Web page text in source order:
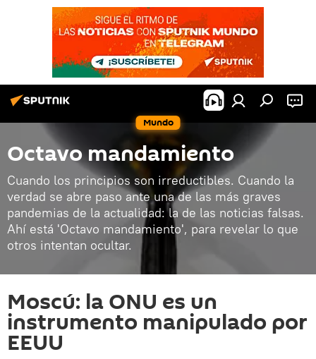
Mundo
Octavo mandamiento
Cuando los principios son irreductibles. Cuando la
verdad se abre paso ante una de las más graves
pandemias de la actualidad: la de las noticias falsas.
Ahí está 'Octavo mandamiento', para revelar lo que
otros intentan ocultar.
Moscú: la ONU es un
instrumento manipulado por
EEUU